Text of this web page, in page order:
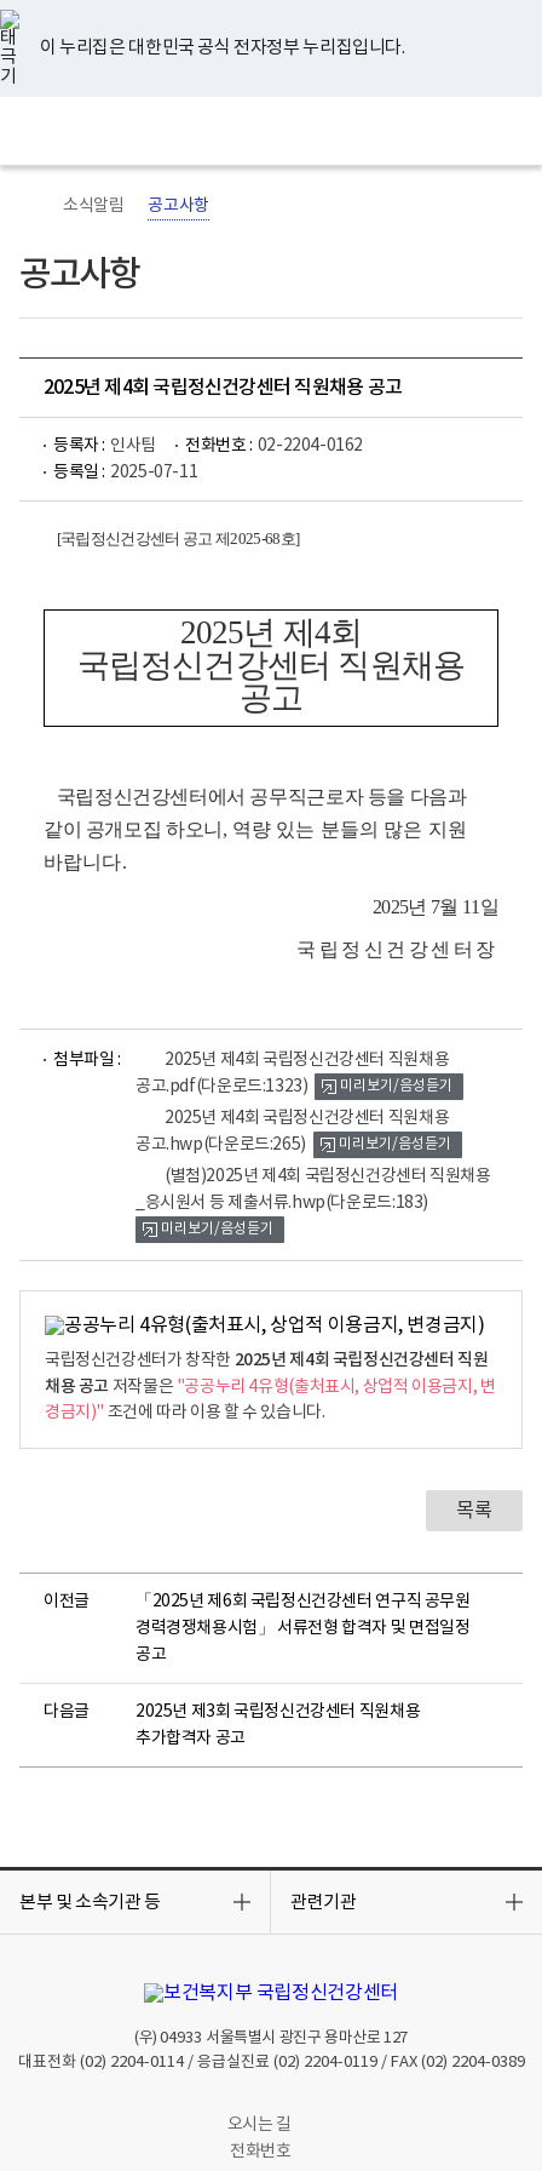
너
비
767px
이
하
이 누리집은 대한민국 공식 전자정부 누리집입니다.
지
검
메
홈
소식알림 공고사항
공고사항
2025년 제4회 국립정신건강센터 직원채용 공고
등록자 : 인사팀 전화번호 : 02-2204-0162
등록일 : 2025-07-11
[국립정신건강센터 공고 제2025-68호]
2025년 제 4회
국립정신건강센터 직원채용
공고
국립정신건강센터에서 공무직근로자 등을 다음과
같이 공개모집 하오니 , 역량 있는 분들의 많은 지원
바랍니다.
2025년 7월 11 일
국립정신건강센터장
첨부파일 :
2025년 제4회 국립정신건강센터 직원채용
공고.pdf(다운로드:1323) 미리보기/음성듣기
2025년 제4회 국립정신건강센터 직원채용
공고.hwp(다운로드:265) 미리보기/음성듣기
(별첨)2025년 제4회 국립정신건강센터 직원채용
_응시원서 등 제출서류.hwp(다운로드:183)
미리보기/음성듣기
국립정신건강센터가 창작한 2025년 제4회 국립정신건강센터 직원
채용 공고 저작물은 "공공누리 4유형(출처표시, 상업적 이용금지, 변
경금지)" 조건에 따라 이용 할 수 있습니다.
목록
이전글
「2025년 제6회 국립정신건강센터 연구직 공무원
경력경쟁채용시험」 서류전형 합격자 및 면접일정
공고
다음글
2025년 제3회 국립정신건강센터 직원채용
추가합격자 공고
본부 및 소속기관 등
기
관련기관
기
(우)04933 서울특별시 광진구 용마산로 127
대표전화 (02) 2204-0114/ 응급실진료 (02) 2204-0119/ FAX (02) 2204-0389
오시는 길
전화번호
유
튜
브
페
이
스
북
인
스
타
그
램
블
로
그